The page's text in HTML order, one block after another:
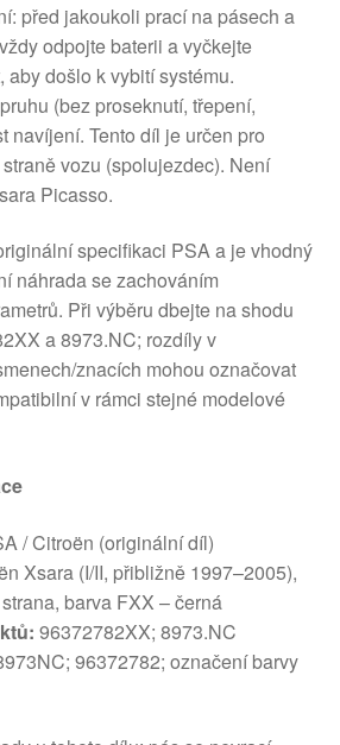
před jakoukoli prací na pásech a
odpojte baterii a vyčkejte
aby došlo k vybití systému.
(bez proseknutí, třepení,
navíjení. Tento díl je určen pro
vozu (spolujezdec). Není
Picasso.
specifikaci PSA a je vhodný
náhrada se zachováním
Při výběru dbejte na shodu
a 8973.NC; rozdíly v
znacích mohou označovat
v rámci stejné modelové
/ Citroën (originální díl)
Xsara (I/II, přibližně 1997–2005),
barva FXX – černá
96372782XX; 8973.NC
96372782; označení barvy